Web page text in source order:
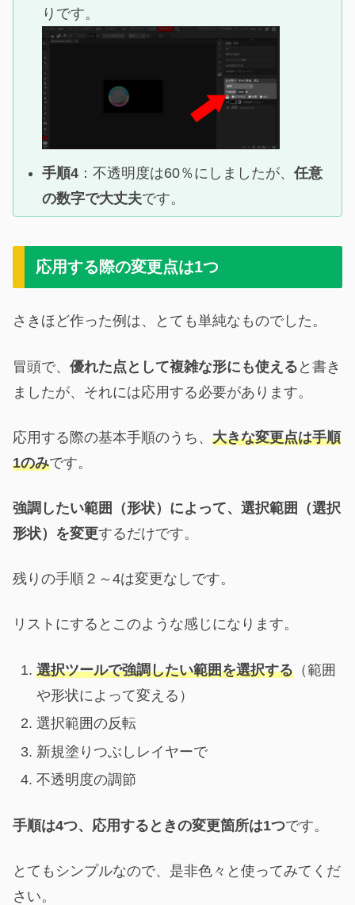
りです。
手順4：不透明度は60％にしましたが、 任意
の数字で大丈夫です。
応用する際の変更点は1つ
さきほど作った例は、とても単純なものでした。
冒頭で、 優れた点として複雑な形にも使える と書き
ましたが、それには応用する必要があります。
応用する際の基本手順のうち、 大きな変更点は手順
1のみです。
強調したい範囲（形状）によって、選択範囲（選択
形状）を変更するだけです。
残りの手順２～4は変更なしです。
リストにするとこのような感じになります。
選択ツールで強調したい範囲を選択する（範囲
や形状によって変える）
選択範囲の反転
新規塗りつぶしレイヤーで
不透明度の調節
手順は4つ、応用するときの変更箇所は1つです。
とてもシンプルなので、是非色々と使ってみてくだ
さい。